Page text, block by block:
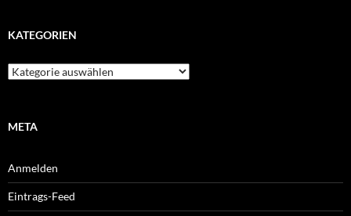
KATEGORIEN
Kategorien
META
Anmelden
Eintrags-Feed